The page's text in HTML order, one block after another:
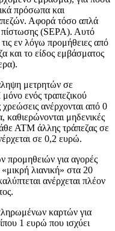
πρόσωπα και
Αφορά τόσο απλά
(SEPA). Αυτό
εν λόγω προμήθειες από
και το είδος εμβάσματος
μετρητών σε
ενός τραπεζικού
ανέρχονται από 0
μηδενικές
ΑΤΜ άλλης τράπεζας σε
σε 0,2 ευρώ.
προμηθειών για αγορές
λιανική» στα 20
ανέρχεται πλέον
καρτών για
1 ευρώ που ισχύει